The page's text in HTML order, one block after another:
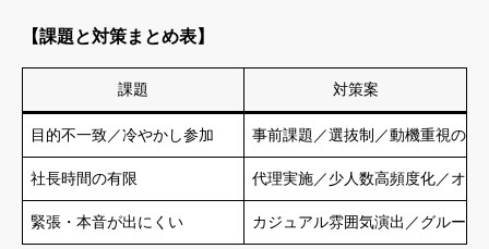
【課題と対策まとめ表】
課題 対策案
目的不一致／冷やかし参加 事前課題／選抜制／動機重視の質
社長時間の有限 代理実施／少人数高頻度化／オン
緊張・本音が出にくい カジュアル雰囲気演出／グループ